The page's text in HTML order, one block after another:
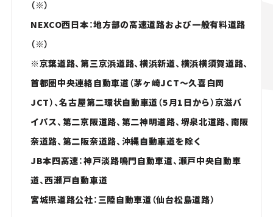
（※）
NEXCO西日本：地方部の高速道路および一般有料道路
（※）
※京葉道路、第三京浜道路、横浜新道、横浜横須賀道路、
首都圏中央連絡自動車道（茅ヶ崎JCT～久喜白岡
JCT）、名古屋第二環状自動車道（5月1日から）京滋バ
イパス、第二京阪道路、第二神明道路、堺泉北道路、南阪
奈道路、第二阪奈道路、沖縄自動車道を除く
JB本四高速：神戸淡路鳴門自動車道、瀬戸中央自動車
道、西瀬戸自動車道
宮城県道路公社：三陸自動車道（仙台松島道路）